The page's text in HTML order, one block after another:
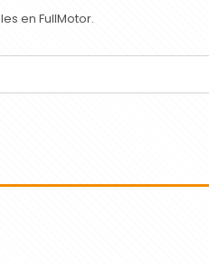
en FullMotor.